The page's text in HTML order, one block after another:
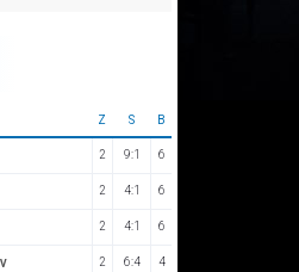
Z S B
2 9:1 6
2 4:1 6
2 4:1 6
2 6:4 4